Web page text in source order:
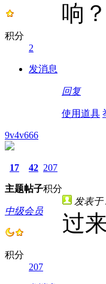
积分
2
发消息
响？
回复
使用道具
9v4v666
17
主题
42
帖子
207
积分
中级会员
积分
207
发表于
过